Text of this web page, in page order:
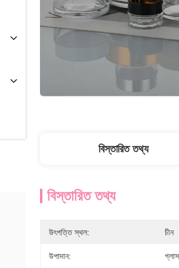
বিস্তারিত তথ্য
বিস্তারিত তথ্য
উৎপত্তি স্থল: চীন
উপাদান: